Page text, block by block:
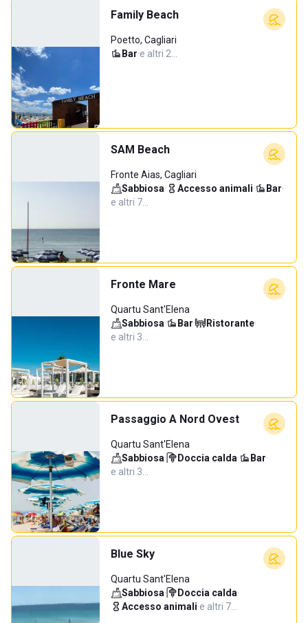
Family Beach
Poetto, Cagliari
Bar·e altri 2…
SAM Beach
Fronte Aias, Cagliari
Sabbiosa· Accesso animali· Bar·
e altri 7…
Fronte Mare
Quartu Sant'Elena
Sabbiosa· Bar· Ristorante·
e altri 3…
Passaggio A Nord Ovest
Quartu Sant'Elena
Sabbiosa· Doccia calda· Bar·
e altri 3…
Blue Sky
Quartu Sant'Elena
Sabbiosa· Doccia calda·
Accesso animali·e altri 7…